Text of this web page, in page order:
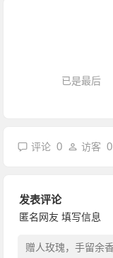
已是最后
评论0 访客0
发表评论
匿名网友 填写信息